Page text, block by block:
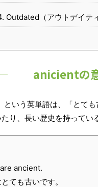
Outdated（アウトデイテ
anicientの
いう英単語は、「とて
り、長い歴史を持ってい
ancient.
ても古いです。